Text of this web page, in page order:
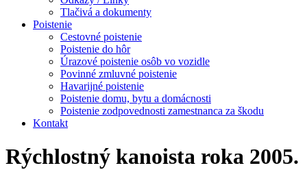
Tlačivá a dokumenty
Poistenie
Cestovné poistenie
Poistenie do hôr
Úrazové poistenie osôb vo vozidle
Povinné zmluvné poistenie
Havarijné poistenie
Poistenie domu, bytu a domácnosti
Poistenie zodpovednosti zamestnanca za škodu
Kontakt
Rýchlostný kanoista roka 2005.